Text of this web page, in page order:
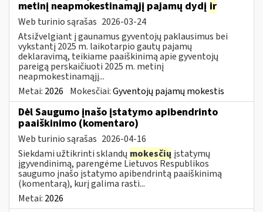
metinį neapmokestinamąjį pajamų dydį ir
Web turinio sąrašas 2026-03-24
Atsižvelgiant į gaunamus gyventojų paklausimus bei
vykstantį 2025 m. laikotarpio gautų pajamų
deklaravimą, teikiame paaiškinimą apie gyventojų
pareigą perskaičiuoti 2025 m. metinį
neapmokestinamąjį...
Metai: 2026 Mokesčiai:Gyventojų pajamų mokestis
Dėl Saugumo įnašo įstatymo apibendrinto
paaiškinimo (komentaro)
Web turinio sąrašas 2026-04-16
Siekdami užtikrinti sklandų mokesčių įstatymų
įgyvendinimą, parengėme Lietuvos Respublikos
saugumo įnašo įstatymo apibendrintą paaiškinimą
(komentarą), kurį galima rasti...
Metai: 2026